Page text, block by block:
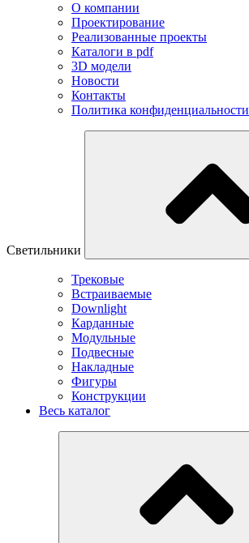
О компании
Проектирование
Реализованные проекты
Каталоги в pdf
3D модели
Новости
Контакты
Политика конфиденциальности
Светильники
Трековые
Встраиваемые
Downlight
Карданные
Модульные
Подвесные
Накладные
Фигуры
Конструкции
Весь каталог